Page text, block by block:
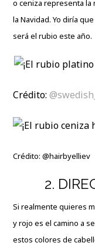
o ceniza representa la
la Navidad. Yo diría
será el rubio este año.
Crédito:
Crédito:@hairbyelliev
2.
Si realmente quieres
y rojo es el camino a
estos colores de